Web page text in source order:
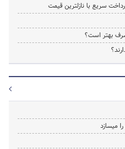
سریع با نازلترین قیمت
بهتر است؟
میسازد